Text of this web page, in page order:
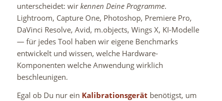
unterscheidet: wir kennen Deine Programme.
Lightroom, Capture One, Photoshop, Premiere Pro,
DaVinci Resolve, Avid, m.objects, Wings X, KI-Modelle
— für jedes Tool haben wir eigene Benchmarks
entwickelt und wissen, welche Hardware-
Komponenten welche Anwendung wirklich
beschleunigen.
Egal ob Du nur ein Kalibrationsgerät benötigst, um